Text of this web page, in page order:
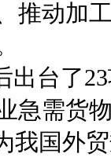
推动加
出台了
急需货
我国外